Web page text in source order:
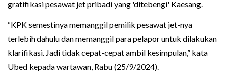
gratifikasi pesawat jet pribadi yang 'ditebengi' Kaesang.
“KPK semestinya memanggil pemilik pesawat jet-nya
terlebih dahulu dan memanggil para pelapor untuk dilakukan
klarifikasi. Jadi tidak cepat-cepat ambil kesimpulan,” kata
Ubed kepada wartawan, Rabu (25/9/2024).